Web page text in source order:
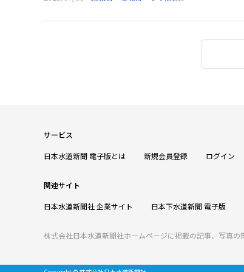
サービス
日本水道新聞 電子版とは 新規会員登録 ログイン
関連サイト
日本水道新聞社 企業サイト 日本下水道新聞 電子版
株式会社日本水道新聞社ホームページに掲載の記事、写真